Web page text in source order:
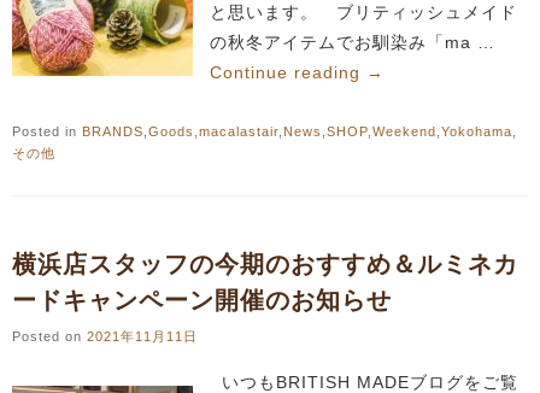
と思います。 ブリティッシュメイド
の秋冬アイテムでお馴染み「ma …
Continue reading →
Posted in BRANDS Goods macalastair News SHOP Weekend Yokohama
その他
横浜店スタッフの今期のおすすめ＆ルミネカ
ードキャンペーン開催のお知らせ
Posted on 2021年11月11日
いつもBRITISH MADEブログをご覧